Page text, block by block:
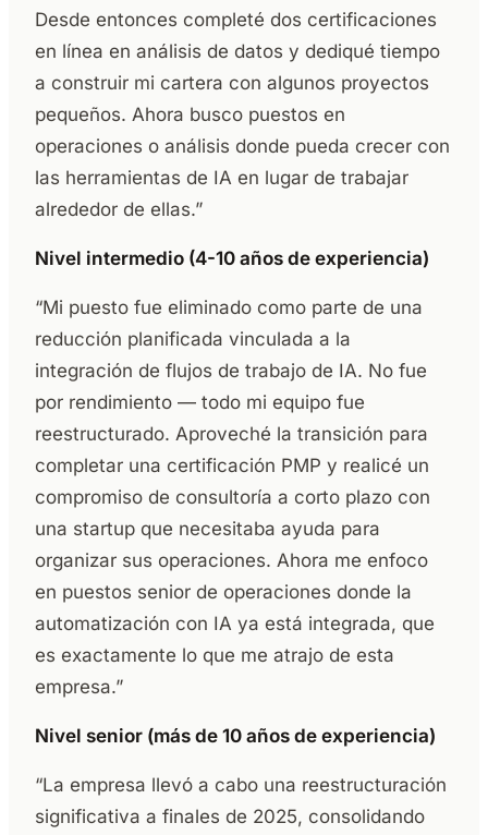
Desde entonces completé dos certificaciones
en línea en análisis de datos y dediqué tiempo
a construir mi cartera con algunos proyectos
pequeños. Ahora busco puestos en
operaciones o análisis donde pueda crecer con
las herramientas de IA en lugar de trabajar
alrededor de ellas.”
Nivel intermedio (4-10 años de experiencia)
“Mi puesto fue eliminado como parte de una
reducción planificada vinculada a la
integración de flujos de trabajo de IA. No fue
por rendimiento — todo mi equipo fue
reestructurado. Aproveché la transición para
completar una certificación PMP y realicé un
compromiso de consultoría a corto plazo con
una startup que necesitaba ayuda para
organizar sus operaciones. Ahora me enfoco
en puestos senior de operaciones donde la
automatización con IA ya está integrada, que
es exactamente lo que me atrajo de esta
empresa.”
Nivel senior (más de 10 años de experiencia)
“La empresa llevó a cabo una reestructuración
significativa a finales de 2025, consolidando